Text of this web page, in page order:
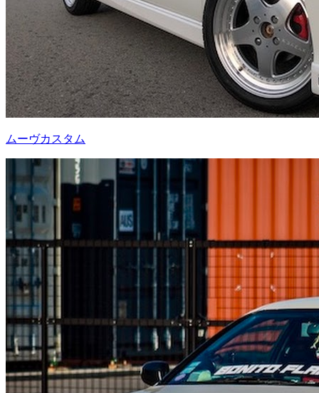
ムーヴカスタム